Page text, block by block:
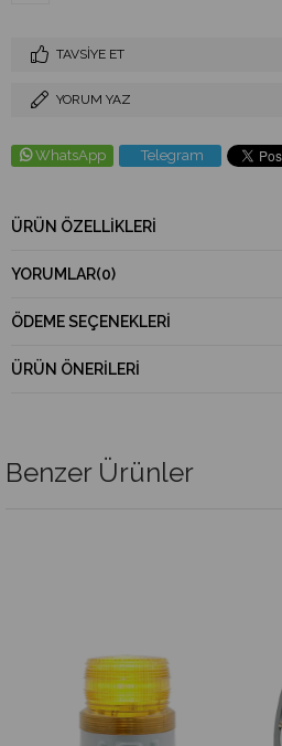
TAVSIYE ET
YORUM YAZ
WhatsApp Telegram
ÜRÜN ÖZELLIKLERI
YORUMLAR(0)
ÖDEME SEÇENEKLERI
ÜRÜN ÖNERILERI
Benzer Ürünler